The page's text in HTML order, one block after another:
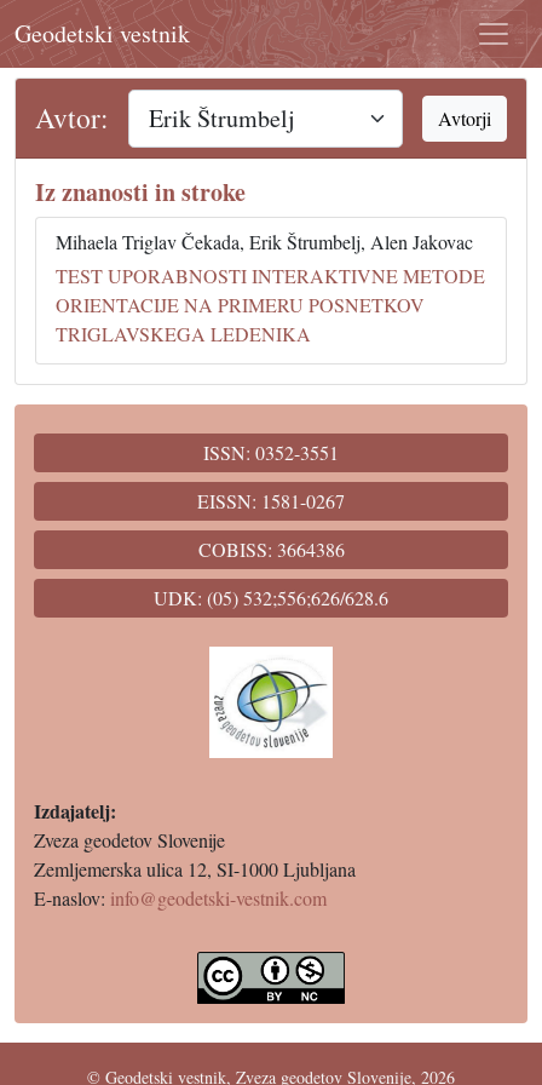
Geodetski vestnik
Avtor: Avtorji
Iz znanosti in stroke
Mihaela Triglav Čekada, Erik Štrumbelj, Alen Jakovac
TEST UPORABNOSTI INTERAKTIVNE METODE
ORIENTACIJE NA PRIMERU POSNETKOV
TRIGLAVSKEGA LEDENIKA
ISSN: 0352-3551
EISSN: 1581-0267
COBISS: 3664386
UDK: (05) 532;556;626/628.6
Izdajatelj:
Zveza geodetov Slovenije
Zemljemerska ulica 12, SI-1000 Ljubljana
E-naslov: info@geodetski-vestnik.com
© Geodetski vestnik, Zveza geodetov Slovenije, 2026